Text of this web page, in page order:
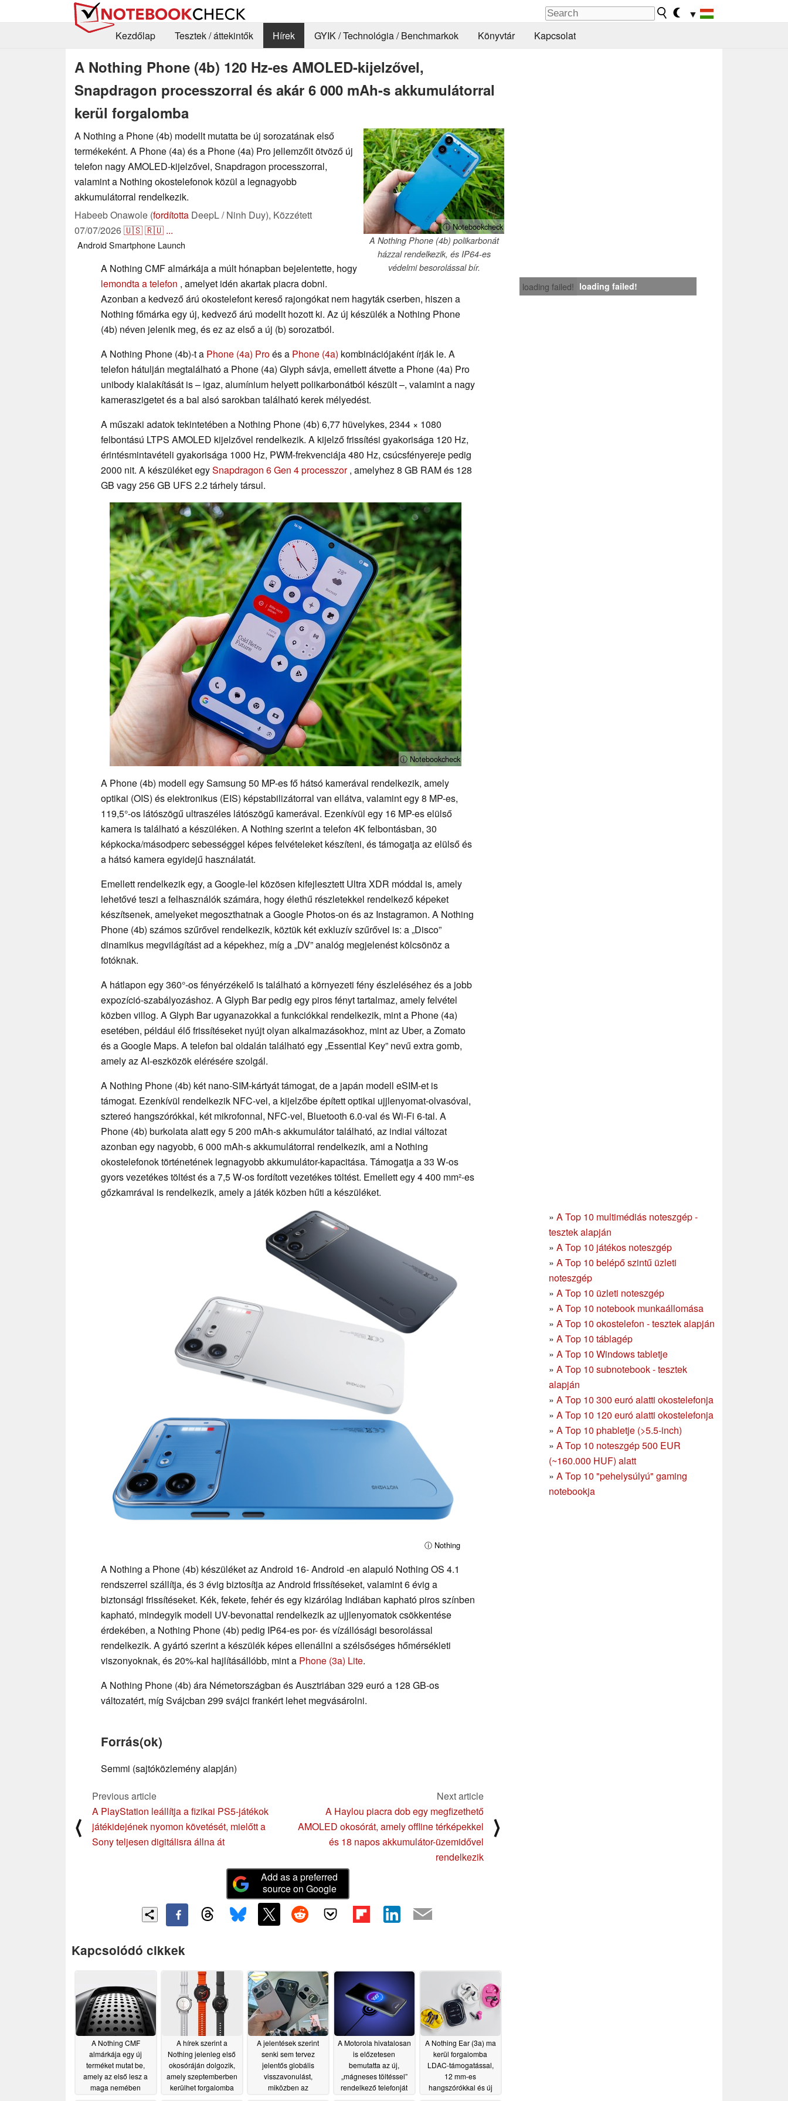
▼
Kezdőlap
Tesztek / áttekintők Hírek GYIK / Technológia / Benchmarkok Könyvtár Kapcsolat
A Nothing Phone (4b) 120 Hz-es AMOLED-kijelzővel,
Snapdragon processzorral és akár 6 000 mAh-s akkumulátorral
kerül forgalomba
ⓘ Notebookcheck
A Nothing Phone (4b) polikarbonát
házzal rendelkezik, és IP64-es
védelmi besorolással bír.
A Nothing a Phone (4b) modellt mutatta be új sorozatának első
termékeként. A Phone (4a) és a Phone (4a) Pro jellemzőit ötvöző új
telefon nagy AMOLED-kijelzővel, Snapdragon processzorral,
valamint a Nothing okostelefonok közül a legnagyobb
akkumulátorral rendelkezik.
Habeeb Onawole (fordította DeepL / Ninh Duy), Közzétett
07/07/2026🇺🇸🇷🇺 ...
AndroidSmartphone Launch
loading failed! loading failed!
A Nothing CMF almárkája a múlt hónapban bejelentette, hogy
lemondta a telefon , amelyet idén akartak piacra dobni.
Azonban a kedvező árú okostelefont kereső rajongókat nem hagyták cserben, hiszen a
Nothing főmárka egy új, kedvező árú modellt hozott ki. Az új készülék a Nothing Phone
(4b) néven jelenik meg, és ez az első a új (b) sorozatból.
A Nothing Phone (4b)-t a Phone (4a) Proés a Phone (4a) kombinációjaként írják le. A
telefon hátulján megtalálható a Phone (4a) Glyph sávja, emellett átvette a Phone (4a) Pro
unibody kialakítását is – igaz, alumínium helyett polikarbonátból készült –, valamint a nagy
kameraszigetet és a bal alsó sarokban található kerek mélyedést.
A műszaki adatok tekintetében a Nothing Phone (4b) 6,77 hüvelykes, 2344 × 1080
felbontású LTPS AMOLED kijelzővel rendelkezik. A kijelző frissítési gyakorisága 120 Hz,
érintésmintavételi gyakorisága 1000 Hz, PWM-frekvenciája 480 Hz, csúcsfényereje pedig
2000 nit. A készüléket egySnapdragon 6 Gen 4 processzor, amelyhez 8 GB RAM és 128
GB vagy 256 GB UFS 2.2 tárhely társul.
ⓘ Notebookcheck
A Phone (4b) modell egy Samsung 50 MP-es fő hátsó kamerával rendelkezik, amely
optikai (OIS) és elektronikus (EIS) képstabilizátorral van ellátva, valamint egy 8 MP-es,
119,5°-os látószögű ultraszéles látószögű kamerával. Ezenkívül egy 16 MP-es elülső
kamera is található a készüléken. A Nothing szerint a telefon 4K felbontásban, 30
képkocka/másodperc sebességgel képes felvételeket készíteni, és támogatja az elülső és
a hátsó kamera egyidejű használatát.
Emellett rendelkezik egy, a Google-lel közösen kifejlesztett Ultra XDR móddal is, amely
lehetővé teszi a felhasználók számára, hogy élethű részletekkel rendelkező képeket
készítsenek, amelyeket megoszthatnak a Google Photos-on és az Instagramon. A Nothing
Phone (4b) számos szűrővel rendelkezik, köztük két exkluzív szűrővel is: a „Disco”
dinamikus megvilágítást ad a képekhez, míg a „DV” analóg megjelenést kölcsönöz a
fotóknak.
A hátlapon egy 360°-os fényérzékelő is található a környezeti fény észleléséhez és a jobb
expozíció-szabályozáshoz. A Glyph Bar pedig egy piros fényt tartalmaz, amely felvétel
közben villog. A Glyph Bar ugyanazokkal a funkciókkal rendelkezik, mint a Phone (4a)
esetében, például élő frissítéseket nyújt olyan alkalmazásokhoz, mint az Uber, a Zomato
és a Google Maps. A telefon bal oldalán található egy „Essential Key” nevű extra gomb,
amely az AI-eszközök elérésére szolgál.
A Nothing Phone (4b) két nano-SIM-kártyát támogat, de a japán modell eSIM-et is
támogat. Ezenkívül rendelkezik NFC-vel, a kijelzőbe épített optikai ujjlenyomat-olvasóval,
sztereó hangszórókkal, két mikrofonnal, NFC-vel, Bluetooth 6.0-val és Wi-Fi 6-tal. A
Phone (4b) burkolata alatt egy 5 200 mAh-s akkumulátor található, az indiai változat
azonban egy nagyobb, 6 000 mAh-s akkumulátorral rendelkezik, ami a Nothing
okostelefonok történetének legnagyobb akkumulátor-kapacitása. Támogatja a 33 W-os
gyors vezetékes töltést és a 7,5 W-os fordított vezetékes töltést. Emellett egy 4 400 mm²-es
gőzkamrával is rendelkezik, amely a játék közben hűti a készüléket.
» A Top 10 multimédiás noteszgép -
tesztek alapján
» A Top 10 játékos noteszgép
» A Top 10 belépő szintű üzleti
noteszgép
» A Top 10 üzleti noteszgép
» A Top 10 notebook munkaállomása
» A Top 10 okostelefon - tesztek alapján
» A Top 10 táblagép
» A Top 10 Windows tabletje
» A Top 10 subnotebook - tesztek
alapján
» A Top 10 300 euró alatti okostelefonja
» A Top 10 120 euró alatti okostelefonja
» A Top 10 phabletje (>5.5-inch)
» A Top 10 noteszgép 500 EUR
(~160.000 HUF) alatt
» A Top 10 "pehelysúlyú" gaming
notebookja
ⓘ Nothing
A Nothing a Phone (4b) készüléket az Android 16- Android -en alapuló Nothing OS 4.1
rendszerrel szállítja, és 3 évig biztosítja az Android frissítéseket, valamint 6 évig a
biztonsági frissítéseket. Kék, fekete, fehér és egy kizárólag Indiában kapható piros színben
kapható, mindegyik modell UV-bevonattal rendelkezik az ujjlenyomatok csökkentése
érdekében, a Nothing Phone (4b) pedig IP64-es por- és vízállósági besorolással
rendelkezik. A gyártó szerint a készülék képes ellenállni a szélsőséges hőmérsékleti
viszonyoknak, és 20%-kal hajlításállóbb, mint a Phone (3a) Lite.
A Nothing Phone (4b) ára Németországban és Ausztriában 329 euró a 128 GB-os
változatért, míg Svájcban 299 svájci frankért lehet megvásárolni.
Forrás(ok)
Semmi (sajtóközlemény alapján)
⟨
Previous article
A PlayStation leállítja a fizikai PS5-játékok
játékidejének nyomon követését, mielőtt a
Sony teljesen digitálisra állna át
Next article
A Haylou piacra dob egy megfizethető
AMOLED okosórát, amely offline térképekkel
és 18 napos akkumulátor-üzemidővel
rendelkezik
⟩
Add as a preferred
source on Google
Kapcsolódó cikkek
A Nothing CMF
almárkája egy új
terméket mutat be,
amely az első lesz a
maga nemében
A hírek szerint a
Nothing jelenleg első
okosóráján dolgozik,
amely szeptemberben
kerülhet forgalomba
A jelentések szerint
senki sem tervez
jelentős globális
visszavonulást,
miközben az
A Motorola hivatalosan
is előzetesen
bemutatta az új,
„mágneses töltéssel”
rendelkező telefonját
A Nothing Ear (3a) ma
kerül forgalomba
LDAC-támogatással,
12 mm-es
hangszórókkal és új